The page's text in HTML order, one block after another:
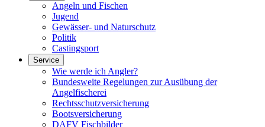
Angeln und Fischen
Jugend
Gewässer- und Naturschutz
Politik
Castingsport
Service
Wie werde ich Angler?
Bundesweite Regelungen zur Ausübung der
Angelfischerei
Rechtsschutzversicherung
Bootsversicherung
DAFV Fischbilder